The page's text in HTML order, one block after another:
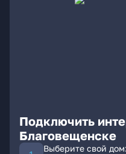
Подключить
Благовещенске
Выберите свой